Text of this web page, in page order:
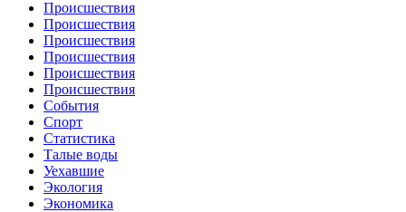
Происшествия
Происшествия
Происшествия
Происшествия
Происшествия
Происшествия
События
Спорт
Статистика
Талые воды
Уехавшие
Экология
Экономика